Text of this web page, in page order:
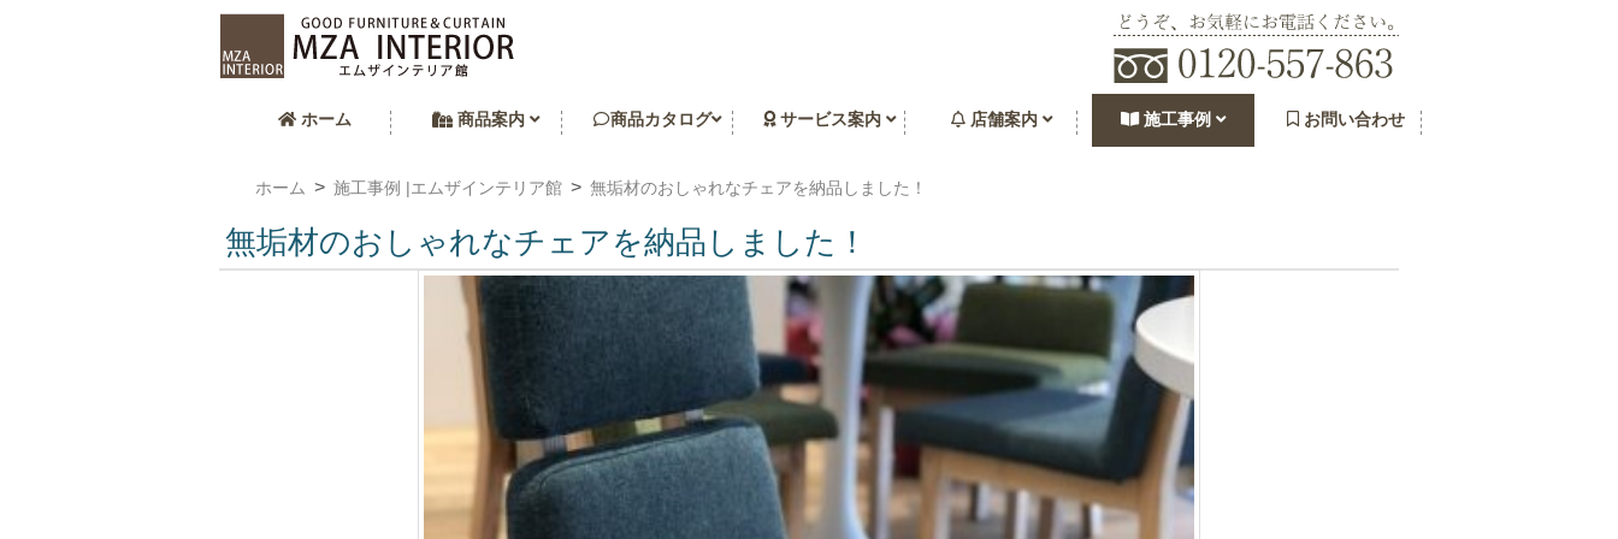
ホーム 商品案内 商品カタログ サービス案内 店舗案内 施工事例 お問い合わせ
ホーム 施工事例 |エムザインテリア館 無垢材のおしゃれなチェアを納品しました！
無垢材のおしゃれなチェアを納品しました！